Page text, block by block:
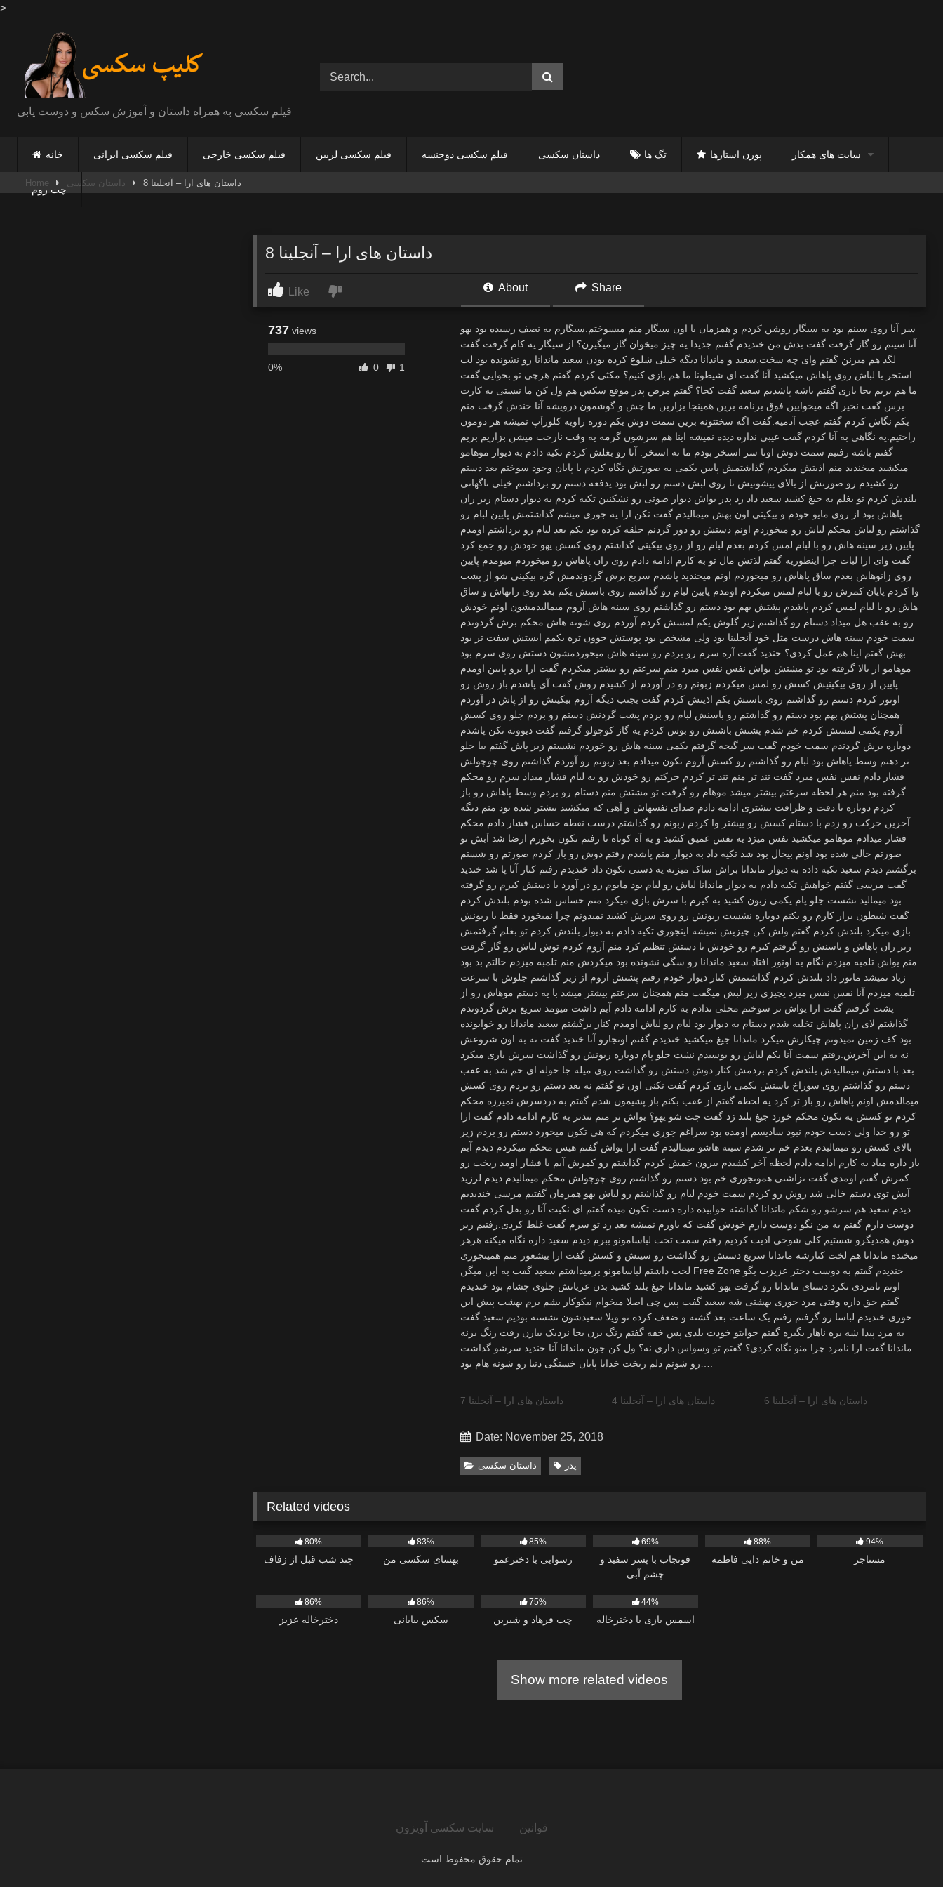
>
فیلم سکسی به همراه داستان و آموزش سکس و دوست یابی
خانه فیلم سکسی ایرانی فیلم سکسی خارجی فیلم سکسی لزبین فیلم سکسی دوجنسه داستان سکسی تگ ها پورن استارها سایت های همکار
چت روم
Home داستان سکسی داستان های ارا – آنجلینا 8
داستان های ارا – آنجلینا 8
Like About Share
737 views
0% 0 1
سر آنا روی سینم بود یه سیگار روشن کردم و همزمان با اون سیگار منم میسوختم.سیگارم به نصف رسیده بود یهو
آنا سینم رو گاز گرفت گفت بدش من خندیدم گفتم جدیدا یه چیز میخوان گاز میگیرن؟ از سیگار یه کام گرفت گفت
لگد هم میزنن گفتم وای چه سخت.سعید و ماندانا دیگه خیلی شلوغ کرده بودن سعید ماندانا رو نشونده بود لب
استخر با لباش روی پاهاش میکشید آنا گفت ای شیطونا ما هم بازی کنیم؟ مکثی کردم گفتم هرچی تو بخوایی گفت
ما هم بریم یجا بازی گفتم باشه پاشدیم سعید گفت کجا؟ گفتم مرض پدر موقع سکس هم ول کن ما نیستی به کارت
برس گفت نخیر اگه میخوایین فوق برنامه برین همینجا بزارین ما چش و گوشمون درویشه آنا خندش گرفت منم
یکم نگاش کردم گفتم عجب آدمیه.گفت اگه سختتونه برین سمت دوش یکم دوره زاویه کلوزآپ نمیشه هر دومون
راحتیم.یه نگاهی به آنا کردم گفت عیبی نداره دیده نمیشه اینا هم سرشون گرمه یه وقت نارحت میشن بزاریم بریم
گفتم باشه رفتیم سمت دوش اونا سر استخر بودم ما ته استخر. آنا رو بغلش کردم تکیه دادم به دیوار موهامو
میکشید میخندید منم اذیتش میکردم گذاشتمش پایین یکمی به صورتش نگاه کردم با پایان وجود سوختم بعد دستم
رو کشیدم رو صورتش از بالای پیشونیش تا روی لبش دستم رو لبش بود یدفعه دستم رو برداشتم خیلی ناگهانی
بلندش کردم تو بغلم یه جیغ کشید سعید داد زد پدر یواش دیوار صوتی رو نشکنین تکیه کردم به دیوار دستام زیر ران
پاهاش بود از روی مایو خودم و بیکینی اون بهش میمالیدم گفت نکن ارا یه جوری میشم گذاشتمش پایین لبام رو
گذاشتم رو لباش محکم لباش رو میخوردم اونم دستش رو دور گردنم حلقه کرده بود یکم بعد لبام رو برداشتم اومدم
پایین زیر سینه هاش رو با لبام لمس کردم بعدم لبام رو از روی بیکینی گذاشتم روی کسش یهو خودش رو جمع کرد
گفت وای ارا لبات چرا اینطوریه گفتم لذتش مال تو به کارم ادامه دادم روی ران پاهاش رو میخوردم میومدم پایین
روی زانوهاش بعدم ساق پاهاش رو میخوردم اونم میخندید پاشدم سریع برش گردوندمش گره بیکینی شو از پشت
وا کردم پایان کمرش رو با لبام لمس میکردم اومدم پایین لبام رو گذاشتم روی باسنش یکم بعد روی رانهاش و ساق
هاش رو با لبام لمس کردم پاشدم پشتش بهم بود دستم رو گذاشتم روی سینه هاش آروم میمالیدمشون اونم خودش
رو به عقب هل میداد دستام رو گذاشتم زیر گلوش یکم لمسش کردم آوردم روی شونه هاش محکم برش گردوندم
سمت خودم سینه هاش درست مثل خود آنجلینا بود ولی مشخص بود پوستش جوون تره یکمم ایستش سفت تر بود
بهش گفتم اینا هم عمل کردی؟ خندید گفت آره سرم رو بردم رو سینه هاش میخوردمشون دستش روی سرم بود
موهامو از بالا گرفته بود تو مشتش یواش نفس نفس میزد منم سرعتم رو بیشتر میکردم گفت ارا برو پایین اومدم
پایین از روی بیکینیش کسش رو لمس میکردم زبونم رو در آوردم از کشیدم روش گفت آی پاشدم باز روش رو
اونور کردم دستم رو گذاشتم روی باسنش یکم اذیتش کردم گفت بجنب دیگه آروم بیکینش رو از پاش در آوردم
همچنان پشتش بهم بود دستم رو گذاشتم رو باسنش لبام رو بردم پشت گردنش دستم رو بردم جلو روی کسش
آروم یکمی لمسش کردم خم شدم پشتش باشنش رو بوس کردم یه گاز کوچولو گرفتم گفت دیوونه نکن پاشدم
دوباره برش گردندم سمت خودم گفت سر گیجه گرفتم یکمی سینه هاش رو خوردم نشستم زیر پاش گفتم بیا جلو
تر دهنم وسط پاهاش بود لبام رو گذاشتم رو کسش آروم تکون میدادم بعد زبونم رو آوردم گذاشتم روی چوچولش
فشار دادم نفس نفس میزد گفت تند تر منم تند تر کردم حرکتم رو خودش رو به لبام فشار میداد سرم رو محکم
گرفته بود منم هر لحظه سرعتم بیشتر میشد موهام رو گرفت تو مشتش منم دستام رو بردم وسط پاهاش رو باز
کردم دوباره با دقت و ظرافت بیشتری ادامه دادم صدای نفسهاش و آهی که میکشید بیشتر شده بود منم دیگه
آخرین حرکت رو زدم با دستام کسش رو بیشتر وا کردم زبونم رو گذاشتم درست نقطه حساس فشار دادم محکم
فشار میدادم موهامو میکشید نفس میزد یه نفس عمیق کشید و یه آه کوتاه تا رفتم تکون بخورم ارضا شد آبش تو
صورتم خالی شده بود اونم بیحال بود شد تکیه داد به دیوار منم پاشدم رفتم دوش رو باز کردم صورتم رو شستم
برگشتم دیدم سعید تکیه داده به دیوار ماندانا براش ساک میزنه یه دستی تکون داد خندیدم رفتم کنار آنا پا شد خندید
گفت مرسی گفتم خواهش تکیه دادم به دیوار ماندانا لباش رو لبام بود مایوم رو در آورد با دستش کیرم رو گرفته
بود میمالید نشست جلو پام یکمی زبون کشید به کیرم با سرش بازی میکرد منم حساس شده بودم بلندش کردم
گفت شیطون بزار کارم رو بکنم دوباره نشست زبونش رو روی سرش کشید نمیدونم چرا نمیخورد فقط با زبونش
بازی میکرد بلندش کردم گفتم ولش کن چیزیش نمیشه اینجوری تکیه دادم به دیوار بلندش کردم تو بغلم گرفتمش
زیر ران پاهاش و باسنش رو گرفتم کیرم رو خودش با دستش تنظیم کرد منم آروم کردم توش لباش رو گاز گرفت
منم یواش تلمبه میزدم نگام به اونور افتاد سعید ماندانا رو سگی نشونده بود میکردش منم تلمبه میزدم حالتم بد بود
زیاد نمیشد مانور داد بلندش کردم گذاشتمش کنار دیوار خودم رفتم پشتش آروم از زیر گذاشتم جلوش با سرعت
تلمبه میزدم آنا نفس نفس میزد یچیزی زیر لبش میگفت منم همچنان سرعتم بیشتر میشد با یه دستم موهاش رو از
پشت گرفتم گفت ارا یواش تر سوختم محلی ندادم به کارم ادامه دادم آبم داشت میومد سریع برش گردوندم
گذاشتم لای ران پاهاش تخلیه شدم دستام به دیوار بود لبام رو لباش اومدم کنار برگشتم سعید ماندانا رو خوابونده
بود کف زمین نمیدونم چیکارش میکرد ماندانا جیغ میکشید خندیدم گفتم اونجارو آنا خندید گفت نه به اون شروعش
نه به این آخرش.رفتم سمت آنا یکم لباش رو بوسیدم نشت جلو پام دوباره زبونش رو گذاشت سرش بازی میکرد
بعد با دستش میمالیدش بلندش کردم بردمش کنار دوش دستش رو گذاشت روی میله جا حوله ای خم شد به عقب
دستم رو گذاشتم روی سوراخ باسنش یکمی بازی کردم گفت نکنی اون تو گفتم نه بعد دستم رو بردم روی کسش
میمالدمش اونم پاهاش رو باز تر کرد یه لحظه گفتم از عقب بکنم باز پشیمون شدم گفتم به دردسرش نمیرزه محکم
کردم تو کسش یه تکون محکم خورد جیغ بلند زد گفت چت شو یهو؟ یواش تر منم تندتر به کارم ادامه دادم گفت ارا
تو رو خدا ولی دست خودم نبود سادیسم اومده بود سراغم جوری میکردم که هی تکون میخورد دستم رو بردم زیر
بالای کسش رو میمالیدم بعدم خم تر شدم سینه هاشو میمالیدم گفت ارا یواش گفتم هیس محکم میکردم دیدم آبم
باز داره میاد به کارم ادامه دادم لحظه آخر کشیدم بیرون خمش کردم گذاشتم رو کمرش آبم با فشار اومد ریخت رو
کمرش گفتم اومدی گفت نزاشتی همونجوری خم بود دستم رو گذاشتم روی چوچولش محکم میمالیدم دیدم لرزید
آبش توی دستم خالی شد روش رو کردم سمت خودم لبام رو گذاشتم رو لباش یهو همزمان گفتیم مرسی خندیدیم
دیدم سعید هم سرشو رو شکم ماندانا گذاشته خوابیده داره دست تکون میده گفتم ای نکبت آنا رو بقل کردم گفت
دوست دارم گفتم به من نگو دوست دارم خودش گفت که باورم نمیشه بعد زد تو سرم گفت غلط کردی.رفتیم زیر
دوش همدیگرو شستیم کلی شوخی اذیت کردیم رفتم سمت تخت لباسامونو ببرم دیدم سعید داره نگاه میکنه هرهر
میخنده ماندانا هم لخت کنارشه ماندانا سریع دستش رو گذاشت رو سینش و کسش گفت ارا بیشعور منم همینجوری
لخت داشتم لباسامونو برمیداشتم سعید گفت به این میگن Free Zone خندیدم گفتم به دوست دختر عزیزت بگو
اونم نامردی نکرد دستای ماندانا رو گرفت یهو کشید ماندانا جیغ بلند کشید بدن عریانش جلوی چشام بود خندیدم
گفتم حق داره وقتی مرد حوری بهشتی شه سعید گفت پس چی اصلا میخوام نیکوکار بشم برم بهشت پیش این
حوری خندیدم لباسا رو گرفتم رفتم.یک ساعت بعد گشنه و ضعف کرده تو ویلا سعیدشون نشسته بودیم سعید گفت
یه مرد پیدا شه بره ناهار بگیره گفتم جوابتو خودت بلدی پس خفه گفتم زنگ بزن یجا نزدیک بیارن رفت زنگ بزنه
ماندانا گفت ارا نامرد چرا منو نگاه کردی؟ گفتم تو وسواس داری نه؟ ول کن جون ماندانا.آنا خندید سرشو گذاشت
داستان های ارا – آنجلینا 7 داستان های ارا – آنجلینا 4 داستان های ارا – آنجلینا 6
Date: November 25, 2018
داستان سکسی پدر
Related videos
80%
چند شب قبل از زفاف
83%
بهسای سکسی من
85%
رسوایی با دخترعمو
69%
فوتجاب با پسر سفید و
چشم آبی
88%
من و خانم دایی فاطمه
94%
مستاجر
86%
دخترخاله عزیز
86%
سکس بیابانی
75%
چت فرهاد و شیرین
44%
اسمس بازی با دخترخاله
Show more related videos
قوانین سایت سکسی آویزون
تمام حقوق محفوظ است